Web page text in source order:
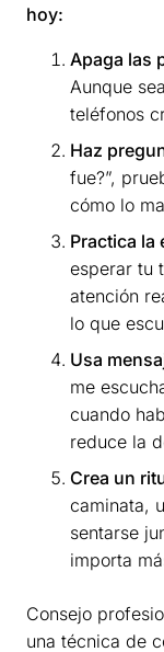
hoy:
Apaga las
Aunque
teléfonos
Haz
fue?”,
cómo lo
Practica la
esperar tu
atención
lo que
Usa
me
cuando
reduce la
Crea un
caminata,
sentarse
importa
Consejo
una técnica de